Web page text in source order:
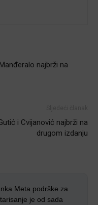
najbrži na
i Cvijanović najbrži na
drugom izdanju
Meta podrške za
je od sada